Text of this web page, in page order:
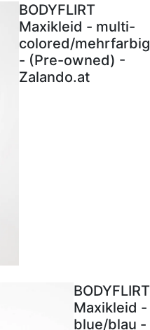
BODYFLIRT
Maxikleid - multi-
colored/mehrfarbig
- (Pre-owned) -
Zalando.at
BODYFLIRT
Maxikleid -
blue/blau -